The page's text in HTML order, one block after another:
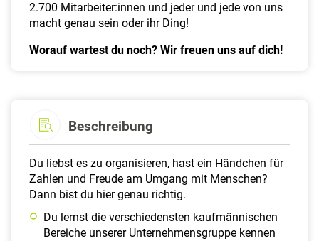
2.700 Mitarbeiter:innen und jeder und jede von uns
macht genau sein oder ihr Ding!
Worauf wartest du noch? Wir freuen uns auf dich!
Beschreibung
Du liebst es zu organisieren, hast ein Händchen für
Zahlen und Freude am Umgang mit Menschen?
Dann bist du hier genau richtig.
Du lernst die verschiedensten kaufmännischen
Bereiche unserer Unternehmensgruppe kennen